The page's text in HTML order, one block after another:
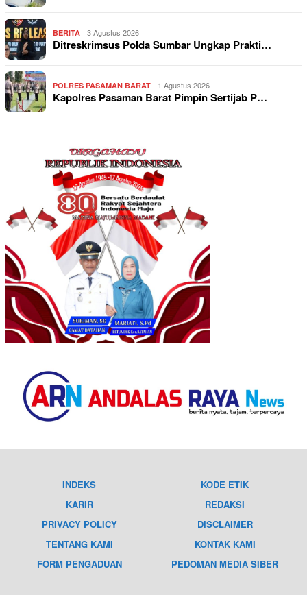
BERITA 3 Agustus 2026
Ditreskrimsus Polda Sumbar Ungkap Prakti…
POLRES PASAMAN BARAT 1 Agustus 2026
Kapolres Pasaman Barat Pimpin Sertijab P…
INDEKS
KODE ETIK
KARIR
REDAKSI
PRIVACY POLICY
DISCLAIMER
TENTANG KAMI
KONTAK KAMI
FORM PENGADUAN
PEDOMAN MEDIA SIBER